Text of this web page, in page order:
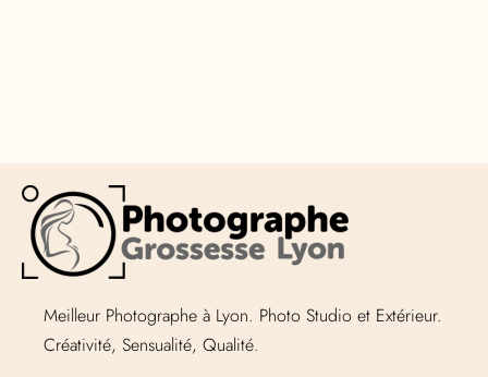
Meilleur Photographe à Lyon. Photo Studio et Extérieur.
Créativité, Sensualité, Qualité.